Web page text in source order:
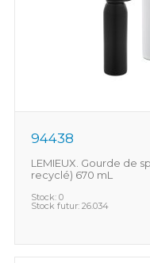
94438
LEMIEUX. Gourde de
recyclé) 670 mL
Stock: 0
Stock futur: 26.034